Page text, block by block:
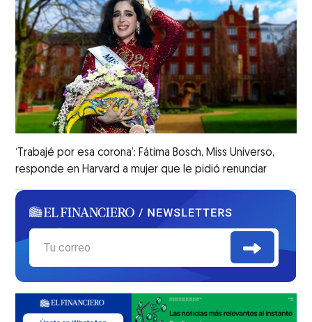
‘Trabajé por esa corona’: Fátima Bosch, Miss Universo,
responde en Harvard a mujer que le pidió renunciar